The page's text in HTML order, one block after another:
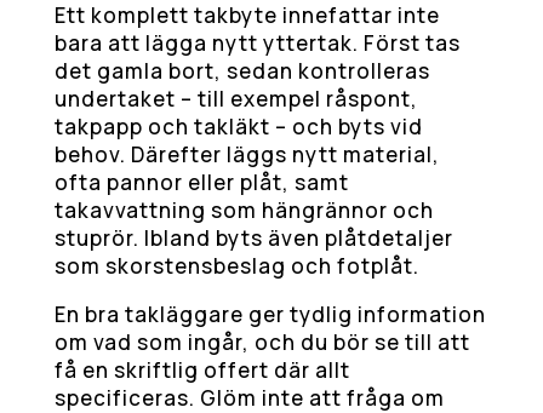
Ett komplett takbyte innefattar inte
bara att lägga nytt yttertak. Först tas
det gamla bort, sedan kontrolleras
undertaket – till exempel råspont,
takpapp och takläkt – och byts vid
behov. Därefter läggs nytt material,
ofta pannor eller plåt, samt
takavvattning som hängrännor och
stuprör. Ibland byts även plåtdetaljer
som skorstensbeslag och fotplåt.
En bra takläggare ger tydlig information
om vad som ingår, och du bör se till att
få en skriftlig offert där allt
specificeras. Glöm inte att fråga om